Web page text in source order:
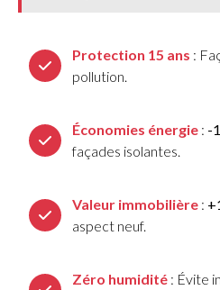
Protection 15 ans :
pollution.
Économies énergie : -
façades isolantes.
Valeur immobilière :
aspect neuf.
Zéro humidité : Évite